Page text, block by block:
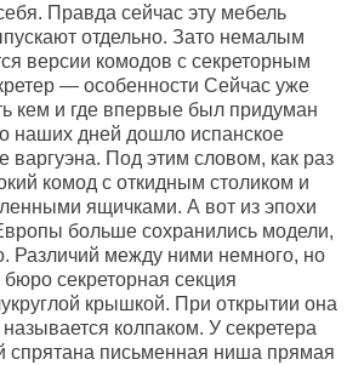
Правда сейчас эту мебель
отдельно. Зато немалым
версии комодов с секреторным
— особенности Сейчас уже
кем и где впервые был придуман
наших дней дошло испанское
варгуэна. Под этим словом, как раз
комод с откидным столиком и
ящичками. А вот из эпохи
больше сохранились модели,
Различий между ними немного, но
секреторная секция
крышкой. При открытии она
колпаком. У секретера
спрятана письменная ниша прямая